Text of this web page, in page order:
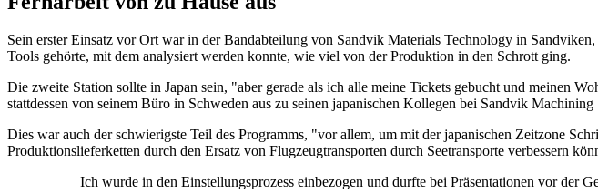
Sein erster Einsatz vor Ort war in der Bandabteilung von Sandvik Materials Technology in
Tools gehörte, mit dem analysiert werden konnte, wie viel von der Produktion in den Schrott ging.
Die zweite Station sollte in Japan sein, "aber gerade als ich alle meine Tickets gebucht und meinen
stattdessen von seinem Büro in Schweden aus zu seinen japanischen Kollegen bei Sandvik Machining
Dies war auch der schwierigste Teil des Programms, "vor allem, um mit der japanischen Zeitzone
Produktionslieferketten durch den Ersatz von Flugzeugtransporten durch Seetransporte verbessern
Ich wurde in den Einstellungsprozess einbezogen und durfte bei Präsentationen vor der